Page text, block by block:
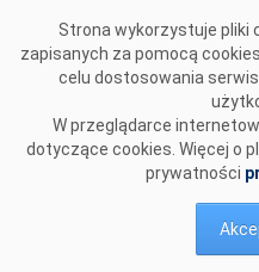
Strona wykorzystuje pliki
zapisanych za pomocą
celu dostosowania
W przeglądarce
dotyczące cookies. Więcej o
prywatności